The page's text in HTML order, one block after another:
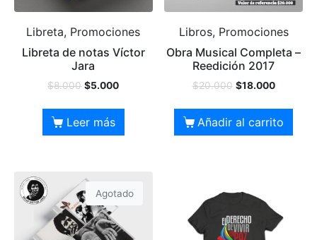
Libreta, Promociones
Libreta de notas Víctor
Jara
$8.000 $5.000
Leer más
Libros, Promociones
Obra Musical Completa –
Reedición 2017
$20.000 $18.000
Añadir al carrito
Agotado